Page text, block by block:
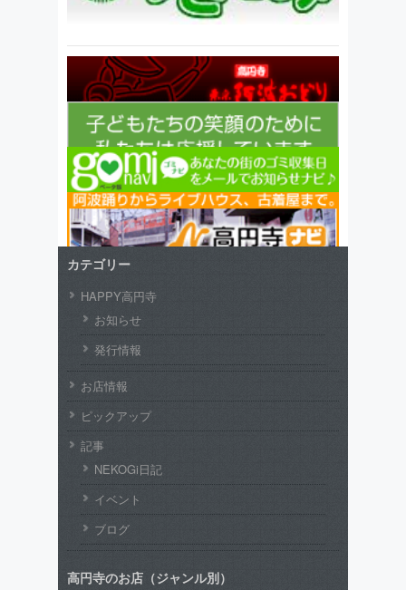
カテゴリー
HAPPY高円寺
お知らせ
発行情報
お店情報
ピックアップ
記事
NEKOGi日記
イベント
ブログ
高円寺のお店（ジャンル別）